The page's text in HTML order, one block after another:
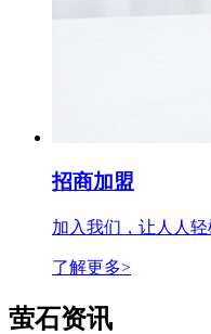
招商加盟
加入我们，让人人
了解更多>
萤石资讯